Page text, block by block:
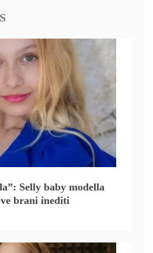
Selly baby modella
brani inediti